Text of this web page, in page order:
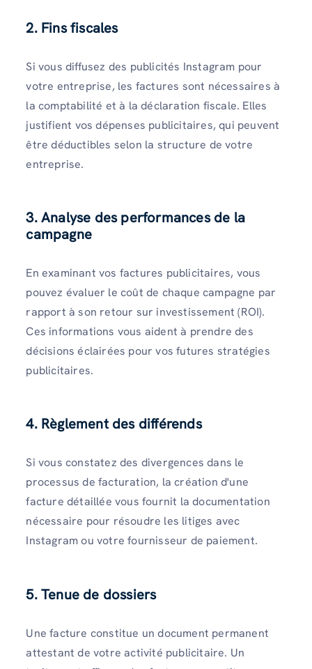
2. Fins fiscales
Si vous diffusez des publicités Instagram pour
votre entreprise, les factures sont nécessaires à
la comptabilité et à la déclaration fiscale. Elles
justifient vos dépenses publicitaires, qui peuvent
être déductibles selon la structure de votre
entreprise.
3. Analyse des performances de la
campagne
En examinant vos factures publicitaires, vous
pouvez évaluer le coût de chaque campagne par
rapport à son retour sur investissement (ROI).
Ces informations vous aident à prendre des
décisions éclairées pour vos futures stratégies
publicitaires.
4. Règlement des différends
Si vous constatez des divergences dans le
processus de facturation, la création d'une
facture détaillée vous fournit la documentation
nécessaire pour résoudre les litiges avec
Instagram ou votre fournisseur de paiement.
5. Tenue de dossiers
Une facture constitue un document permanent
attestant de votre activité publicitaire. Un